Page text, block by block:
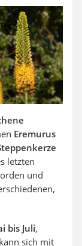
Eremurus
letzten
und
bis Juli,
sich mit